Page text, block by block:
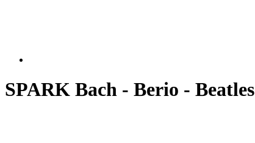
SPARK Bach - Berio - Beatles